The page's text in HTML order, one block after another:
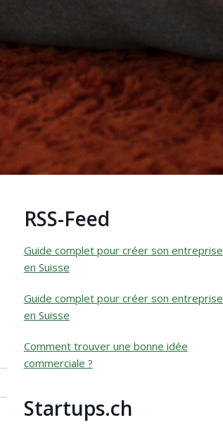
RSS-Feed
Guide complet pour créer son entreprise
en Suisse
Guide complet pour créer son entreprise
en Suisse
Comment trouver une bonne idée
commerciale ?
Startups.ch